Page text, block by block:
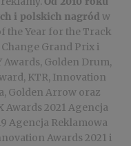
i polskich nagród w
the Year for the Track
Change Grand Prix i
Awards, Golden Drum,
KTR, Innovation
Golden Arrow oraz
2021 Agencja
Agencja Reklamowa
Awards 2021 i